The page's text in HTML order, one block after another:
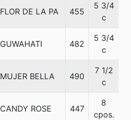
FLOR DE LA PA 455
5 3/4
c
GUWAHATI 482
5 3/4
c
MUJER BELLA 490
7 1/2
c
CANDY ROSE 447
8
cpos.